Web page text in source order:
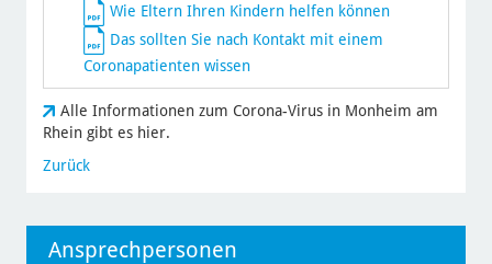
Wie Eltern Ihren Kindern helfen können
Das sollten Sie nach Kontakt mit einem
Coronapatienten wissen
Alle Informationen zum Corona-Virus in Monheim am
Rhein gibt es hier.
Zurück
Ansprechpersonen